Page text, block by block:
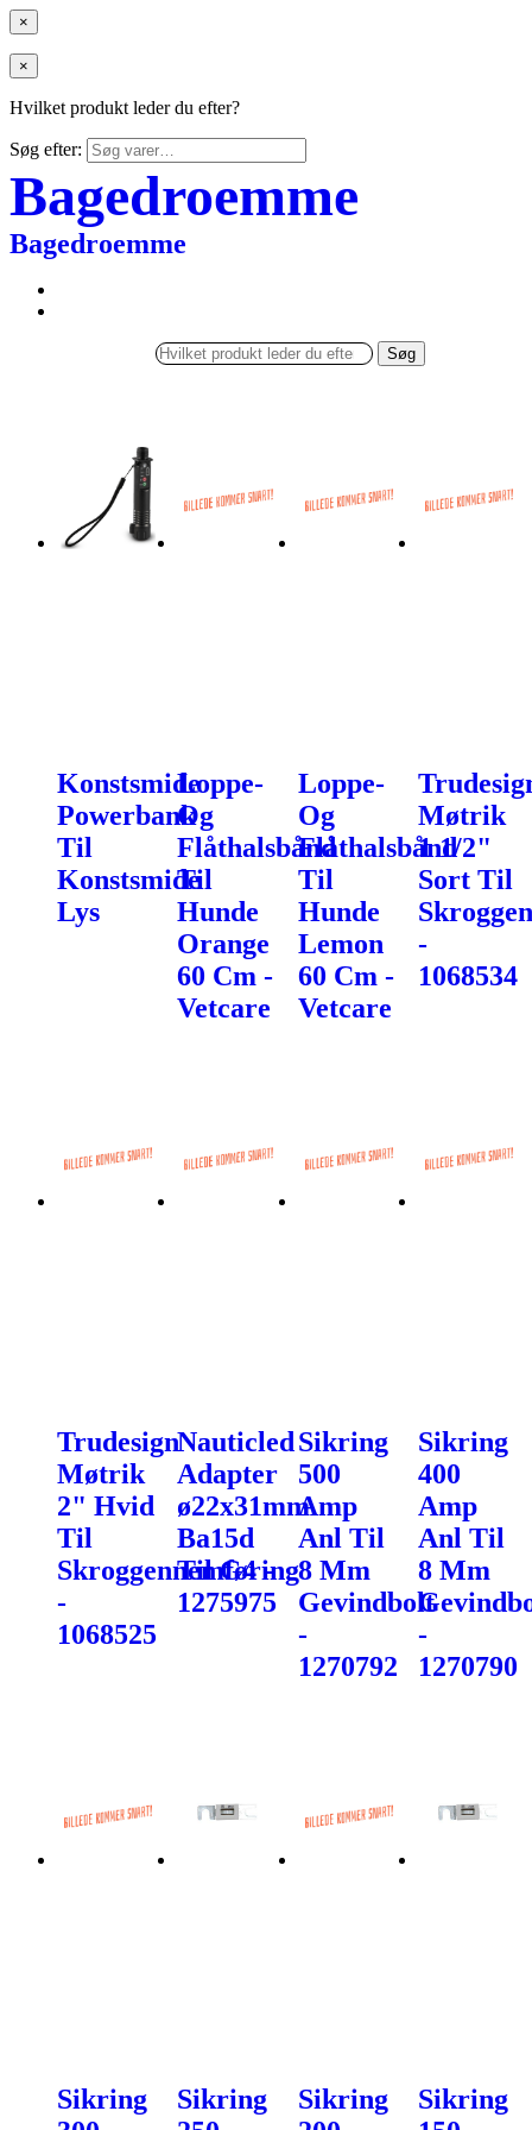
×
×
Hvilket produkt leder du efter?
Søg efter:
Bagedroemme
Bagedroemme
Søg
Konstsmide
Powerbank
Til
Konstsmide
Lys
Loppe-
Og
Flåthalsbånd
Til
Hunde
Orange
60 Cm -
Vetcare
Loppe-
Og
Flåthalsbånd
Til
Hunde
Lemon
60 Cm -
Vetcare
Møtrik
1 1/2"
Sort Til
-
1068534
Trudesign
Møtrik
2" Hvid
Til
Skroggennemføring
-
1068525
Nauticled
Adapter
ø22x31mm
Ba15d
Til G4 -
1275975
Sikring
500
Amp
Anl Til
8 Mm
Gevindbolt
-
1270792
Sikring
400
Amp
Anl Til
8 Mm
-
1270790
Sikring
Sikring
Sikring
Sikring